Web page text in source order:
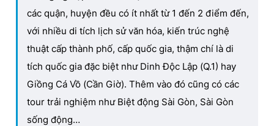
các quận, huyện đều có ít nhất từ 1 đến 2 điểm đến,
với nhiều di tích lịch sử văn hóa, kiến trúc nghệ
thuật cấp thành phố, cấp quốc gia, thậm chí là di
tích quốc gia đặc biệt như Dinh Độc Lập (Q.1) hay
Giồng Cá Vồ (Cần Giờ). Thêm vào đó cũng có các
tour trải nghiệm như Biệt động Sài Gòn, Sài Gòn
sống động…